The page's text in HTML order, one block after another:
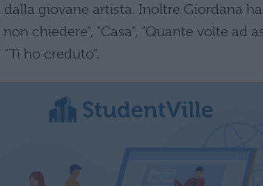
dalla giovane artista. Inoltre Giordana ha
chiedere”, “Casa”, “Quante volte ad
ho creduto”.